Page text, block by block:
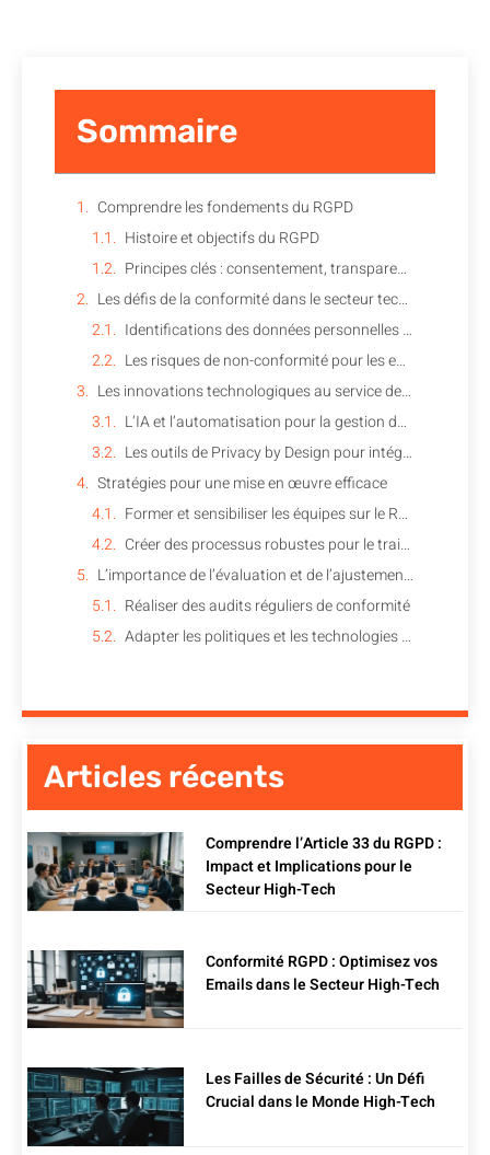
Sommaire
Comprendre les fondements du RGPD
Histoire et objectifs du RGPD
Principes clés : consentement, transparence, et responsabilité
Les défis de la conformité dans le secteur technologique
Identifications des données personnelles dans le contexte high-tech
Les risques de non-conformité pour les entreprises technologiques
Les innovations technologiques au service de la conformité RGPD
L’IA et l’automatisation pour la gestion des données
Les outils de Privacy by Design pour intégrer la sécurité dès la conception
Stratégies pour une mise en œuvre efficace
Former et sensibiliser les équipes sur le RGPD
Créer des processus robustes pour le traitement et la protection des données
L’importance de l’évaluation et de l’ajustement continus
Réaliser des audits réguliers de conformité
Adapter les politiques et les technologies en fonction des nouvelles réglementations et innovations
Articles récents
Comprendre l’Article 33 du RGPD :
Impact et Implications pour le
Secteur High-Tech
Conformité RGPD : Optimisez vos
Emails dans le Secteur High-Tech
Les Failles de Sécurité : Un Défi
Crucial dans le Monde High-Tech